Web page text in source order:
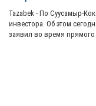
Tazabek - По Суусамыр-
инвестора. Об этом
заявил во время